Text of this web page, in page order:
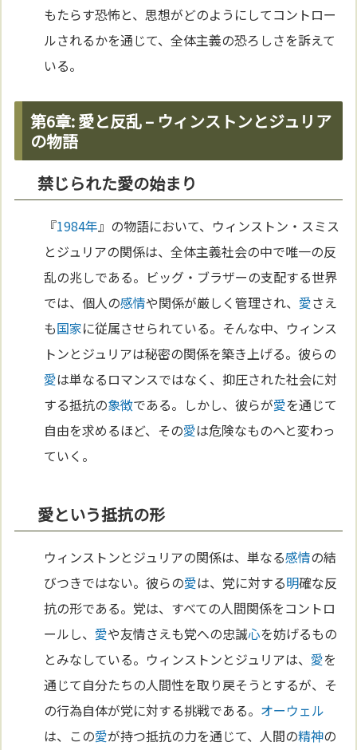
もたらす恐怖と、思想がどのようにしてコントロー
ルされるかを通じて、全体主義の恐ろしさを訴えて
いる。
第6章: 愛と反乱 – ウィンストンとジュリア
の物語
禁じられた愛の始まり
『1984年』の物語において、ウィンストン・スミス
とジュリアの関係は、全体主義社会の中で唯一の反
乱の兆しである。ビッグ・ブラザーの支配する世界
では、個人の感情や関係が厳しく管理され、 愛さえ
も国家に従属させられている。そんな中、ウィンス
トンとジュリアは秘密の関係を築き上げる。彼らの
愛は単なるロマンスではなく、抑圧された社会に対
する抵抗の象徴である。しかし、彼らが愛を通じて
自由を求めるほど、その愛は危険なものへと変わっ
ていく。
愛という抵抗の形
ウィンストンとジュリアの関係は、単なる感情の結
びつきではない。彼らの愛は、党に対する明確な反
抗の形である。党は、すべての人間関係をコントロ
ールし、 愛や友情さえも党への忠誠心を妨げるもの
とみなしている。ウィンストンとジュリアは、 愛を
通じて自分たちの人間性を取り戻そうとするが、そ
の行為自体が党に対する挑戦である。 オーウェル
は、この愛が持つ抵抗の力を通じて、人間の精神の